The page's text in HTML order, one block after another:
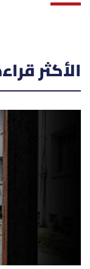
الأكثر